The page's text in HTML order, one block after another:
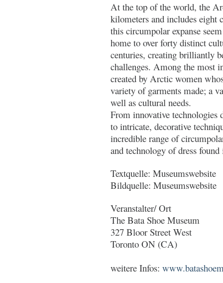
At the top of the world, the
kilometers and includes eight
this circumpolar expanse
home to over forty distinct
centuries, creating brilliantly
challenges. Among the most
created by Arctic women
variety of garments made; a
well as cultural needs.
From innovative technologies
to intricate, decorative
incredible range of
and technology of dress
Textquelle: Museumswebsite
Bildquelle: Museumswebsite
Veranstalter/ Ort
The Bata Shoe Museum
327 Bloor Street West
Toronto ON (CA)
weitere Infos: